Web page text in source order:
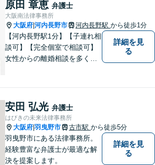
原田 章恵 弁護士
大阪南法律事務所
大阪府 河内長野市 河内長野駅 から徒歩1分
【河内長野駅1分】【子連れ相
談可】【完全個室で相談可】
女性からの離婚相談を多くご
処が皆様の問題解決に大きく
つながります。
詳細を見
る
安田 弘光 弁護士
はびきの未来法律事務所
大阪府 羽曳野市 古市駅 から徒歩5分
羽曳野市にある法律事務所。
経験豊富な弁護士が最適な解
決を提案します。
詳細を見
る